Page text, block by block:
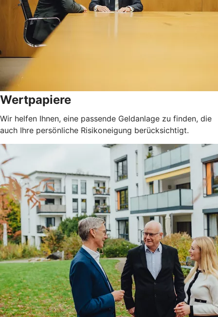
Wertpapiere
Wir helfen Ihnen, eine passende Geldanlage zu finden, die
auch Ihre persönliche Risikoneigung berücksichtigt.